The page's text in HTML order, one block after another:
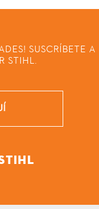
SUSCRÍBETE A
STIHL.